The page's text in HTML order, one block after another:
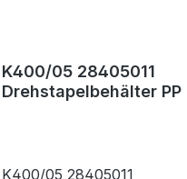
K400/05 28405011
Drehstapelbehälter PP blau
K400/05 28405011